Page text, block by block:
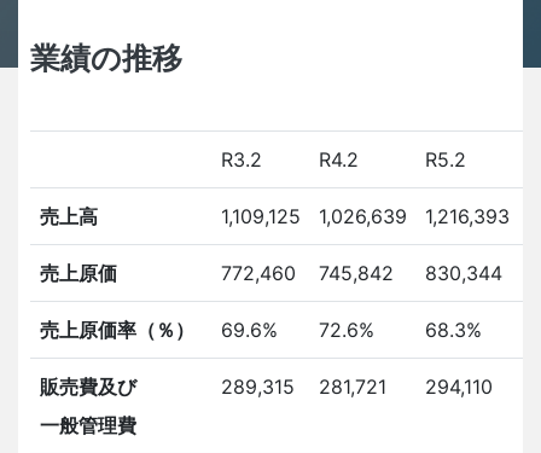
業績の推移
R3.2 R4.2 R5.2
売上高 1,109,125 1,026,639 1,216,393
売上原価 772,460 745,842 830,344
売上原価率（％） 69.6% 72.6% 68.3%
販売費及び
一般管理費
289,315 281,721 294,110